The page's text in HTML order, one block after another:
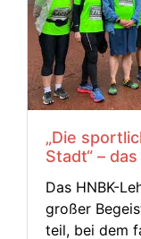
„Die
Stadt“ –
Das HNBK-
großer
teil, bei dem